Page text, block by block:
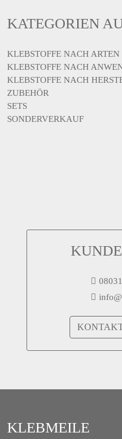
KATEGORIEN
KLEBSTOFFE NACH ARTEN
KLEBSTOFFE NACH
KLEBSTOFFE NACH
ZUBEHÖR
SETS
SONDERVERKAUF
KLEBMEILE